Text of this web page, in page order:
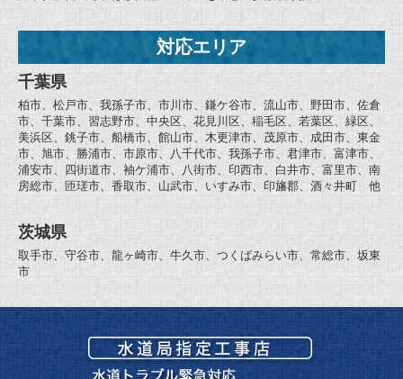
対応エリア
千葉県
柏市、松戸市、我孫子市、市川市、鎌ケ谷市、流山市、野田市、佐倉
市、千葉市、習志野市、中央区、花見川区、稲毛区、若葉区、緑区、
美浜区、銚子市、船橋市、館山市、木更津市、茂原市、成田市、東金
市、旭市、勝浦市、市原市、八千代市、我孫子市、君津市、富津市、
浦安市、四街道市、袖ケ浦市、八街市、印西市、白井市、富里市、南
房総市、匝瑳市、香取市、山武市、いすみ市、印旛郡、酒々井町 他
茨城県
取手市、守谷市、龍ヶ崎市、牛久市、つくばみらい市、常総市、坂東
市